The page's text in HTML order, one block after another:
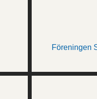
Föreningen